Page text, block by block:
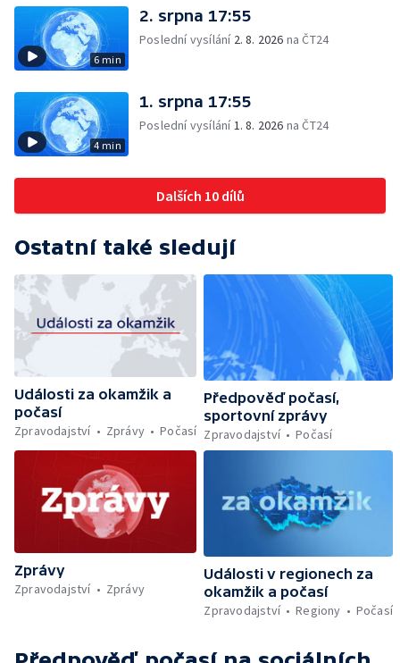
6 min
2. srpna 17:55
Poslední vysílání 2. 8. 2026 na ČT24
4 min
1. srpna 17:55
Poslední vysílání1. 8. 2026 na ČT24
Dalších 10 dílů
Ostatní také sledují
Události za okamžik a
počasí
Zpravodajství
Zprávy Počasí
Předpověď počasí,
sportovní zprávy
Zpravodajství
Počasí
Zprávy
Zpravodajství
Zprávy
Události v regionech za
okamžik a počasí
Zpravodajství
Regiony Počasí